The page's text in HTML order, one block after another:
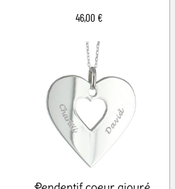
46,00 €